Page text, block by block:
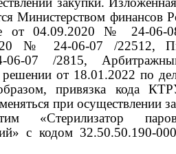
Министерством финансов
от 04.09.2020 № 24-06-
№ 24-06-07 /22512,
07 /2815,
решении от 18.01.2022 по
привязка кода
при осуществлении
«Стерилизатор
с кодом 32.50.50.190-